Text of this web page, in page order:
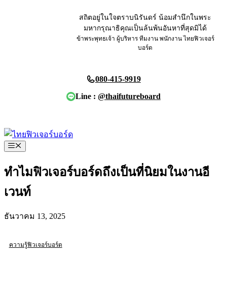
สถิตอยู่ในใจตราบนิรันดร์ น้อมสำนึกในพระ
มหากรุณาธิคุณเป็นล้นพ้นอันหาที่สุดมิได้
ข้าพระพุทธเจ้า ผู้บริหาร ทีมงาน พนักงาน ไทยฟิวเจอร์
บอร์ด
080-415-9919
Line : @thaifutureboard
Menu
ทำไมฟิวเจอร์บอร์ดถึงเป็นที่นิยมในงานอี
เวนท์
ธันวาคม 13, 2025
ความรู้ฟิวเจอร์บอร์ด